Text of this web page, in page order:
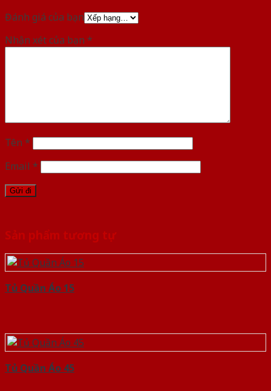
Đánh giá của bạn
Nhận xét của bạn *
Tên *
Email *
Sản phẩm tương tự
Tủ Quần Áo 15
Tủ Quần Áo 45